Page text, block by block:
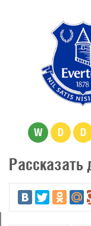
W D D
Рассказать